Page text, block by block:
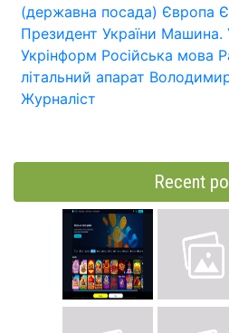
(державна посада) Європа
Президент України Машина.
Укрінформ Російська мова
літальний апарат
Журналіст
Recent